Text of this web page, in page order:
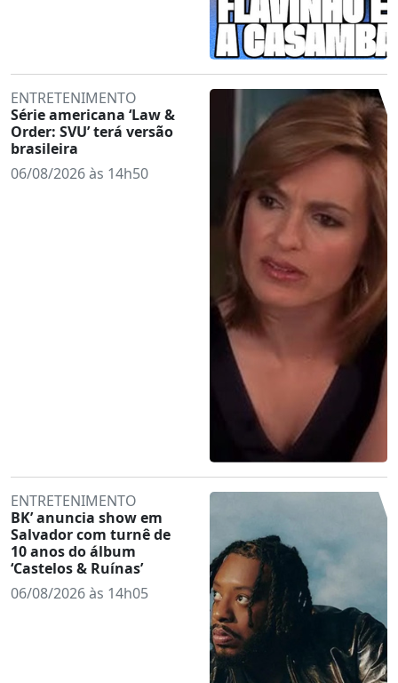
ENTRETENIMENTO
Série americana ‘Law &
Order: SVU’ terá versão
brasileira
06/08/2026 às 14h50
ENTRETENIMENTO
BK’ anuncia show em
Salvador com turnê de
10 anos do álbum
‘Castelos & Ruínas’
06/08/2026 às 14h05